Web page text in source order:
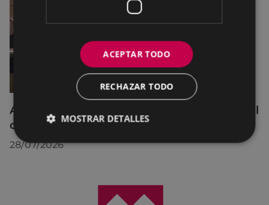
Acuerdos adoptados por el Pleno Municipal
celebrado el 27 de julio de 2026
28/07/2026
ACEPTAR TODO
RECHAZAR TODO
MOSTRAR DETALLES